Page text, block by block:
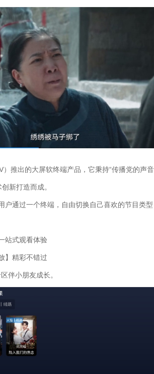
推出的大屏软终端产品，它秉持“传播党的声
新打造而成。
户通过一个终端，自由切换自己喜欢的节目类
站式观看体验
】精彩不错过
伴小朋友成长。